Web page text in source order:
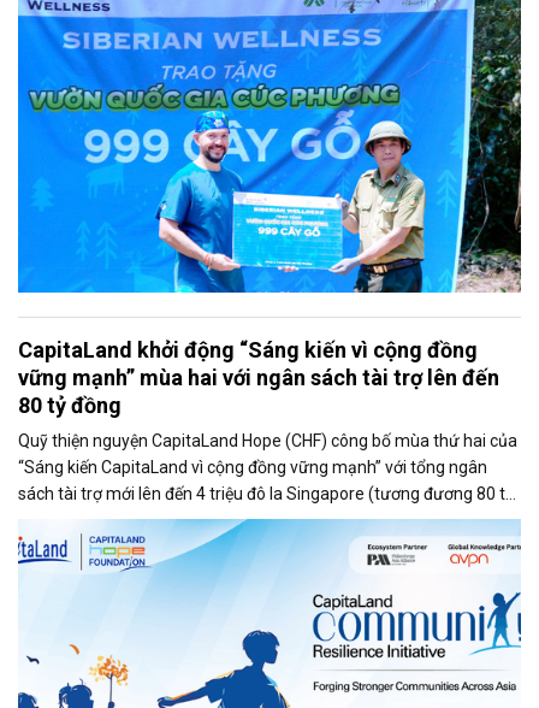
cầu Eco Project - Tái tạo 100 hecta rừng.
CapitaLand khởi động “Sáng kiến vì cộng đồng
vững mạnh” mùa hai với ngân sách tài trợ lên đến
80 tỷ đồng
Quỹ thiện nguyện CapitaLand Hope (CHF) công bố mùa thứ hai của
“Sáng kiến CapitaLand vì cộng đồng vững mạnh” với tổng ngân
sách tài trợ mới lên đến 4 triệu đô la Singapore (tương đương 80 tỷ
đồng, nhằm hỗ trợ nâng cao năng lực cho trẻ em và thanh thiếu
niên.